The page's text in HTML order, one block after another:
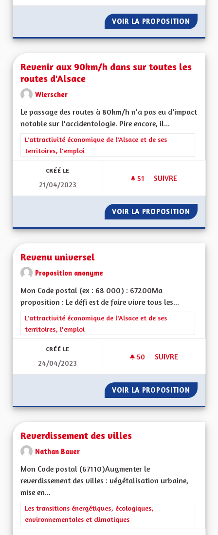
VOIR LA PROPOSITION
Revenir aux 90km/h dans sur toutes les
routes d'Alsace
Wierscher
Le passage des routes à 80km/h n'a pas eu d'impact
notable sur l'accidentologie. Pire encore, il...
Filtrer les résultats de la catégorie : L'attractivité
L'attractivité économique de l'Alsace et de ses
territoires, l'emploi
CRÉÉ LE
21/04/2023
51 51 ABONNÉS
SUIVRE
VOIR LA PROPOSITION
Revenu universel
Proposition anonyme
Mon Code postal (ex : 68 000) : 67200Ma
proposition : Le défi est de faire vivre tous les...
Filtrer les résultats de la catégorie : L'attractivité
L'attractivité économique de l'Alsace et de ses
territoires, l'emploi
CRÉÉ LE
24/04/2023
50 50 ABONNÉS
SUIVRE
VOIR LA PROPOSITION
Reverdissement des villes
Nathan Bauer
Mon Code postal (67110) Augmenter le
reverdissement des villes : végétalisation urbaine,
mise en...
Filtrer les résultats de la catégorie : Les transitions
Les transitions énergétiques, écologiques,
environnementales et climatiques